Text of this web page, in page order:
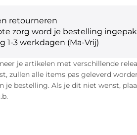
retourneren
zorg word je bestelling
1-3 werkdagen (Ma-Vrij)
je artikelen met verschillende
zullen alle items pas geleverd
je bestelling. Als je dit niet wenst,